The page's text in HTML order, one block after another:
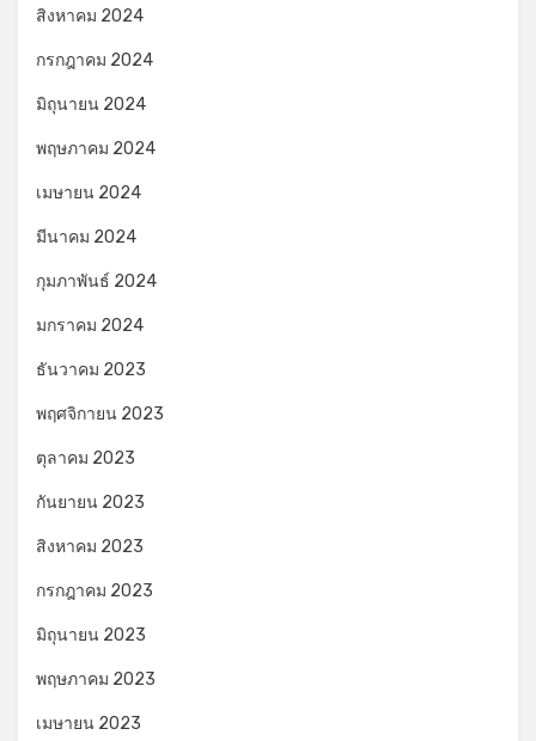
สิงหาคม 2024
กรกฎาคม 2024
มิถุนายน 2024
พฤษภาคม 2024
เมษายน 2024
มีนาคม 2024
กุมภาพันธ์ 2024
มกราคม 2024
ธันวาคม 2023
พฤศจิกายน 2023
ตุลาคม 2023
กันยายน 2023
สิงหาคม 2023
กรกฎาคม 2023
มิถุนายน 2023
พฤษภาคม 2023
เมษายน 2023